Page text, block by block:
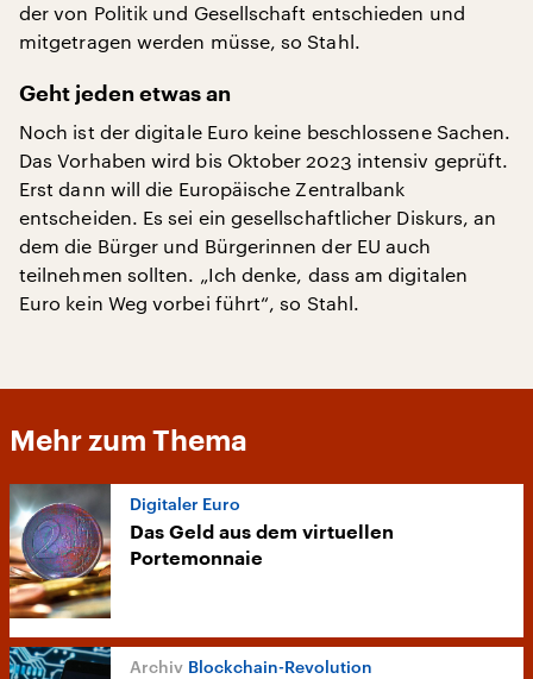
der von Politik und Gesellschaft entschieden und
mitgetragen werden müsse, so Stahl.
Geht jeden etwas an
Noch ist der digitale Euro keine beschlossene Sachen.
Das Vorhaben wird bis Oktober 2023 intensiv geprüft.
Erst dann will die Europäische Zentralbank
entscheiden. Es sei ein gesellschaftlicher Diskurs, an
dem die Bürger und Bürgerinnen der EU auch
teilnehmen sollten. „Ich denke, dass am digitalen
Euro kein Weg vorbei führt“, so Stahl.
Mehr zum Thema
Digitaler Euro
Das Geld aus dem virtuellen
Portemonnaie
Blockchain-Revolution